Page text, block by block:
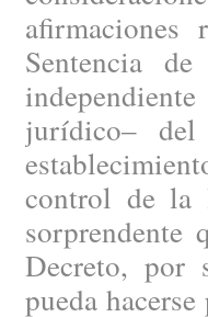
Sentencia
jurídico–
control de la
sorprendente
Decreto, por
pueda